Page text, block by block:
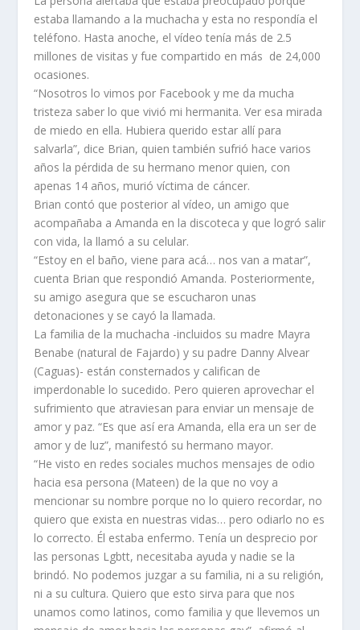
estaba llamando a la muchacha y esta no respondía el
teléfono. Hasta anoche, el vídeo tenía más de 2.5
millones de visitas y fue compartido en más de 24,000
ocasiones.
“Nosotros lo vimos por Facebook y me da mucha
tristeza saber lo que vivió mi hermanita. Ver esa mirada
de miedo en ella. Hubiera querido estar allí para
salvarla”, dice Brian, quien también sufrió hace varios
años la pérdida de su hermano menor quien, con
apenas 14 años, murió víctima de cáncer.
Brian contó que posterior al vídeo, un amigo que
acompañaba a Amanda en la discoteca y que logró salir
con vida, la llamó a su celular.
“Estoy en el baño, viene para acá… nos van a matar”,
cuenta Brian que respondió Amanda. Posteriormente,
su amigo asegura que se escucharon unas
detonaciones y se cayó la llamada.
La familia de la muchacha -incluidos su madre Mayra
Benabe (natural de Fajardo) y su padre Danny Alvear
(Caguas)- están consternados y califican de
imperdonable lo sucedido. Pero quieren aprovechar el
sufrimiento que atraviesan para enviar un mensaje de
amor y paz. “Es que así era Amanda, ella era un ser de
amor y de luz”, manifestó su hermano mayor.
“He visto en redes sociales muchos mensajes de odio
hacia esa persona (Mateen) de la que no voy a
mencionar su nombre porque no lo quiero recordar, no
quiero que exista en nuestras vidas… pero odiarlo no es
lo correcto. Él estaba enfermo. Tenía un desprecio por
las personas Lgbtt, necesitaba ayuda y nadie se la
brindó. No podemos juzgar a su familia, ni a su religión,
ni a su cultura. Quiero que esto sirva para que nos
unamos como latinos, como familia y que llevemos un